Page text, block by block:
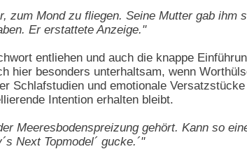
zum Mond zu fliegen. Seine Mutter gab ihm
Er erstattete Anzeige."
entliehen und auch die knappe
hier besonders unterhaltsam, wenn
Schlafstudien und emotionale
Intention erhalten bleibt.
Meeresbodenspreizung gehört. Kann so
Next Topmodel´ gucke.´"